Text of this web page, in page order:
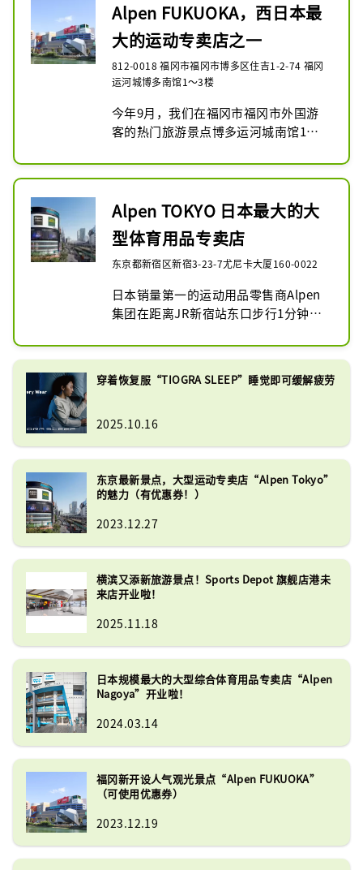
Alpen FUKUOKA，西日本最
大的运动专卖店之一
812-0018 福冈市福冈市博多区住吉1-2-74 福冈
运河城博多南馆1～3楼
今年9月，我们在福冈市福冈市外国游
客的热门旅游景点博多运河城南馆1至3
FUKUOKA。
楼和三楼部分是Sports Depot旗舰店，
是一般运动专卖店，三楼是大型户外专
卖店， Alpen Outdoors旗舰店。我们
拥有九州地区最大的销售楼层之一，拥
我们提供各种运动类别的产品，包括超
过 280 个户外品牌和超过 88 个高尔夫
牌，如 Asics、Mizuno、Yonex、
Snow Peaks、Soto、Majesty 和
Alpen TOKYO 日本最大的大
型体育用品专卖店
东京都新宿区新宿3-23-7尤尼卡大厦160-0022
日本销量第一的运动用品零售商Alpen
集团在距离JR新宿站东口步行1分钟的
2层、地上8层的巨大楼层内，设有综合
大型户外用品专卖店“Alpen
Outdoors旗舰店”等3家店铺。高尔夫
专卖店“Golf 5 Flagship Store”。我
们拥有日本最大的适合商务类型的销售
楼层之一。
我们经营多种产品，包括流行的日本品
牌、Nike、Adidas、New Balance、
Hokayoneyone、Honma、Majesty
等。
穿着恢复服“TIOGRA SLEEP”睡觉即可缓解疲劳
2025.10.16
东京最新景点，大型运动专卖店“Alpen Tokyo”
的魅力（有优惠券！）
2023.12.27
横滨又添新旅游景点！Sports Depot 旗舰店港未
来店开业啦！
2025.11.18
日本规模最大的大型综合体育用品专卖店“Alpen
Nagoya”开业啦！
2024.03.14
福冈新开设人气观光景点“Alpen FUKUOKA”
（可使用优惠券）
2023.12.19